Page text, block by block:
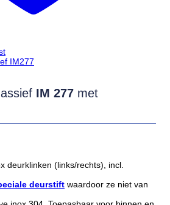
IM 277 met
deurklinken (links/rechts), incl.
deurstift waardoor ze niet van